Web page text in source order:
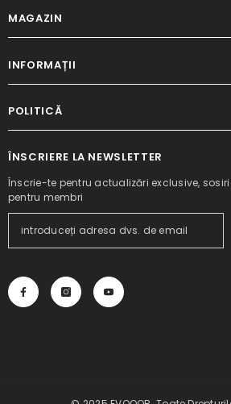
MAGAZIN
INFORMAȚII
POLITICĂ
ÎNSCRIERE LA NEWSLETTER
Înscrie-te pentru actualizări exclusive,
pentru membri